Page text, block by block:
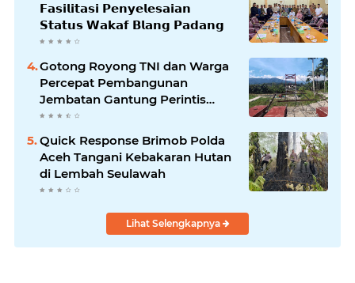
𝗙𝗮𝘀𝗶𝗹𝗶𝘁𝗮𝘀𝗶 𝗣𝗲𝗻𝘆𝗲𝗹𝗲𝘀𝗮𝗶𝗮𝗻
𝗦𝘁𝗮𝘁𝘂𝘀 𝗪𝗮𝗸𝗮𝗳 𝗕𝗹𝗮𝗻𝗴 𝗣𝗮𝗱𝗮𝗻𝗴
Gotong Royong TNI dan Warga
Percepat Pembangunan
Jembatan Gantung Perintis
Kuta Ujung Aceh Tenggara
Quick Response Brimob Polda
Aceh Tangani Kebakaran Hutan
di Lembah Seulawah
Lihat Selengkapnya